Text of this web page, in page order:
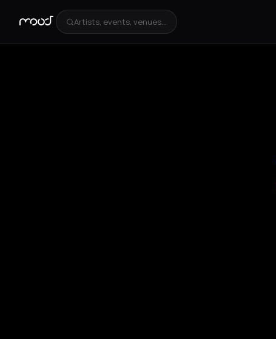
Artists, events, venues...